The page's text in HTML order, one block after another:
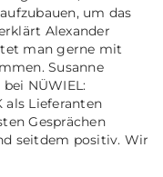
um das
Alexander
man gerne mit
Susanne
NÜWIEL:
als Lieferanten
Gesprächen
seitdem positiv. Wir